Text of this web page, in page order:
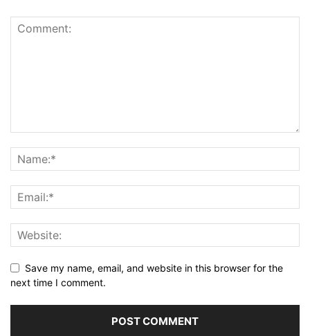
Save my name, email, and website in this browser for the
next time I comment.